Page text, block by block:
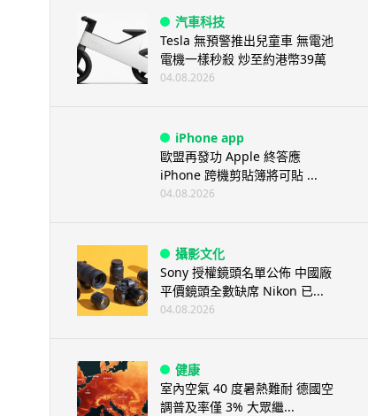
汽車科技
Tesla 無預警推出兒童車 無電池
電機一樣秒殺 炒至約港幣39萬
04.08.2026
iPhone app
歐盟再發功 Apple 終答應
iPhone 跨機剪貼簿將可貼 ...
04.08.2026
攝影文化
Sony 授權鏡頭名單公佈 中國廠
平價鏡頭全數缺席 Nikon 已...
04.08.2026
健康
室內空氣 40 度暑熱難耐 德國空
調普及率僅 3% 大眾繼...